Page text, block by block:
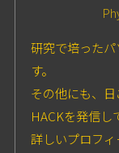
研究で培った
す。
その他にも、
HACKを発信し
詳しいプロフ